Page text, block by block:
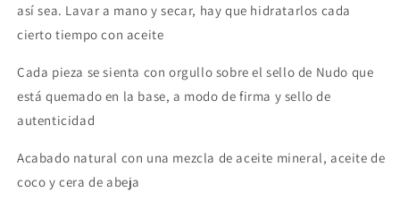
así sea. Lavar a mano y secar, hay que hidratarlos cada
cierto tiempo con aceite
Cada pieza se sienta con orgullo sobre el sello de Nudo que
está quemado en la base, a modo de firma y sello de
autenticidad
Acabado natural con una mezcla de aceite mineral, aceite de
coco y cera de abeja